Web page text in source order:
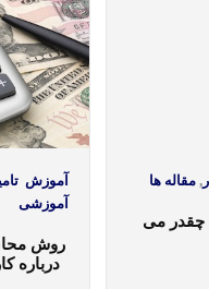
,مقاله ها
چقدر می
آموزش
آموزشی
روش
درباره